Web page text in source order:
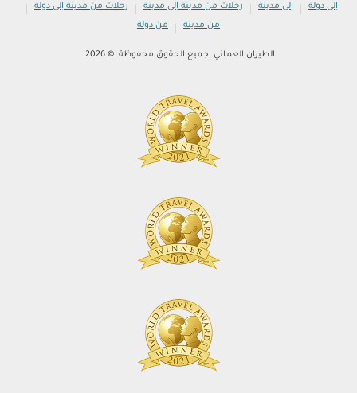
إلى دولة | إلى مدينة | رحلات من مدينة إلى مدينة | رحلات من مدينة إلى دولة |
من مدينة | من دولة
الطيران العماني. جميع الحقوق محفوظة. © 2026